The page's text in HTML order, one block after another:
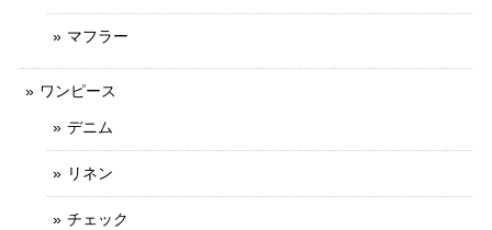
マフラー
ワンピース
デニム
リネン
チェック